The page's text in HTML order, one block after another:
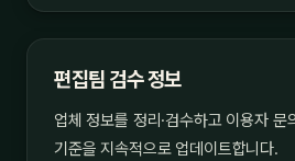
편집팀 검수 정보
업체 정보를 정리·검수하고 이용자 문
기준을 지속적으로 업데이트합니다.